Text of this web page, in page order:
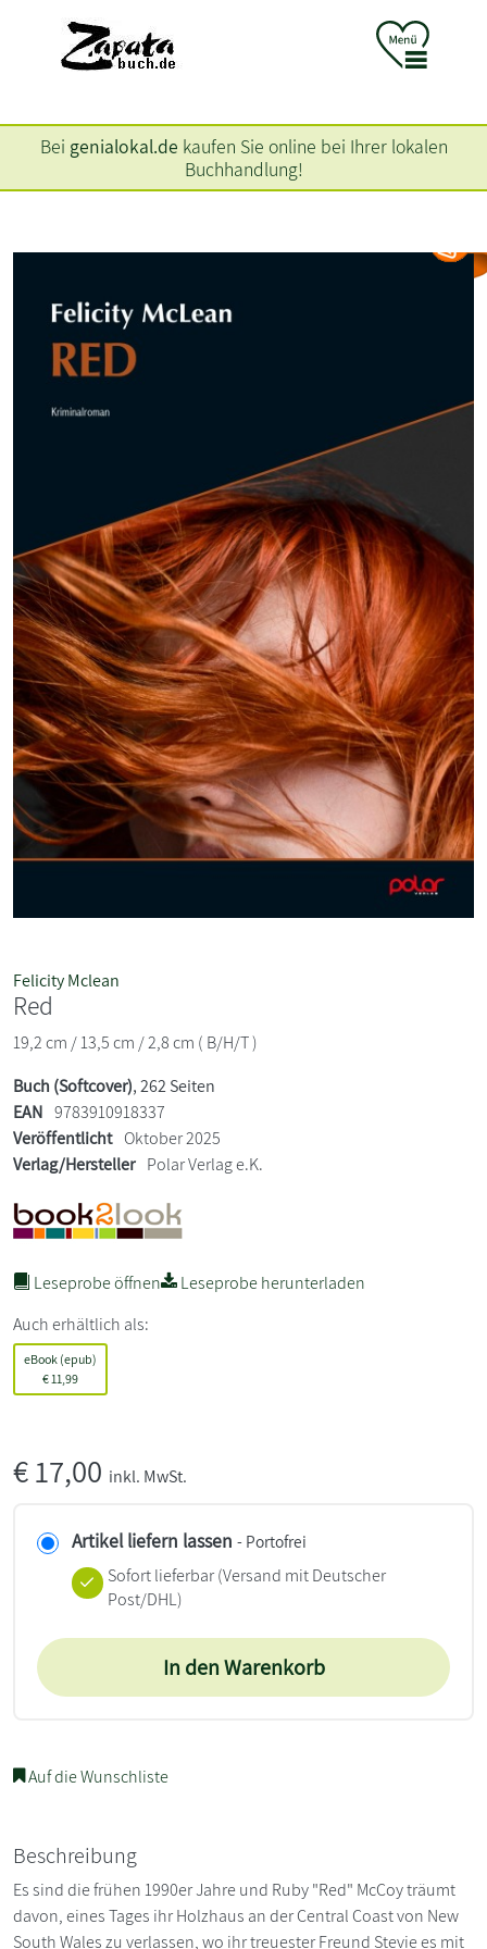
Bei genialokal.de kaufen Sie online bei Ihrer lokalen
Buchhandlung!
Felicity Mclean
Red
19,2 cm / 13,5 cm / 2,8 cm ( B/H/T )
Buch (Softcover), 262 Seiten
EAN 9783910918337
Veröffentlicht Oktober 2025
Verlag/Hersteller Polar Verlag e.K.
Leseprobe öffnen
Leseprobe herunterladen
Auch erhältlich als:
eBook (epub)
€ 11,99
€17,00 inkl. MwSt.
Artikel liefern lassen - Portofrei
Sofort lieferbar(Versand mit Deutscher
Post/DHL)
In den Warenkorb
Auf die Wunschliste
Beschreibung
Es sind die frühen 1990er Jahre und Ruby "Red" McCoy träumt
davon, eines Tages ihr Holzhaus an der Central Coast von New
South Wales zu verlassen, wo ihr treuester Freund Stevie es mit